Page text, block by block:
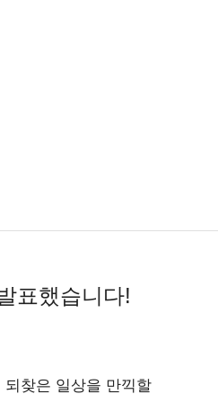
표했습니다!
되찾은 일상을 만끽할